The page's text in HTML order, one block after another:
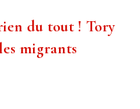
du tout ! Tory
migrants